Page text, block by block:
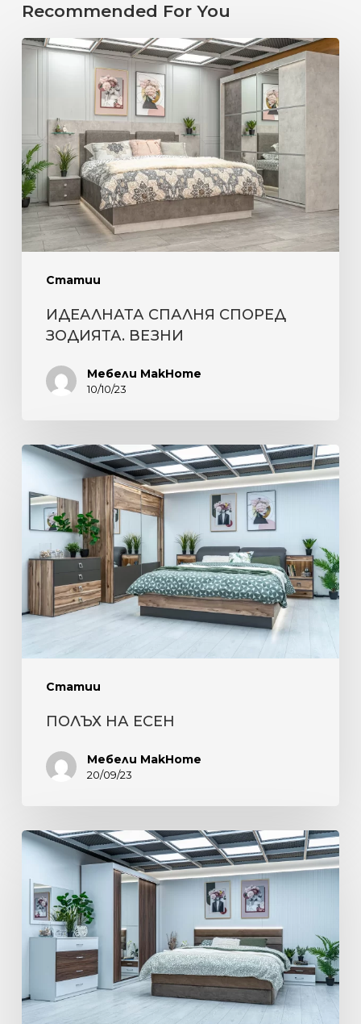
Recommended For You
Статии
ИДЕАЛНАТА
ЗОДИЯТА.
ВЕЗНИ
ИДЕАЛНАТА СПАЛНЯ СПОРЕД
ЗОДИЯТА. ВЕЗНИ
Мебели MakHome
10/10/23
Статии
ПОЛЪХ
ЕСЕН
ПОЛЪХ НА ЕСЕН
Мебели MakHome
20/09/23
ЕЛЕГАНТНОСТ,
КОМФОРТ
ФУНКЦИОНАЛНОСТ.
РЕВЮ
СПАЛЕН
КОМПЛЕКТ